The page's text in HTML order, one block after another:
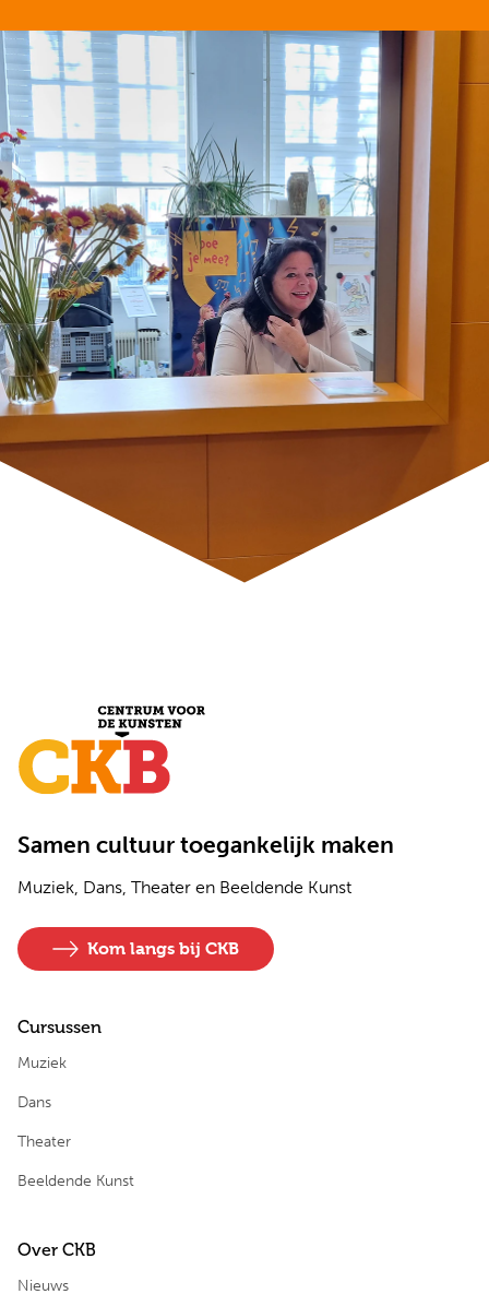
Samen cultuur toegankelijk maken
Muziek, Dans, Theater en Beeldende Kunst
Kom langs bij CKB
Cursussen
Muziek
Dans
Theater
Beeldende Kunst
Over CKB
Nieuws